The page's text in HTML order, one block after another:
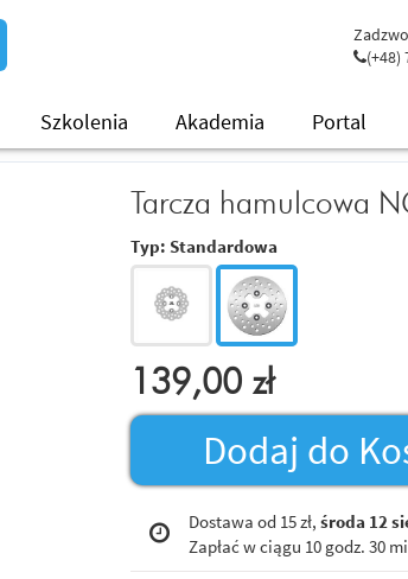
(+48)
Szkolenia Akademia Portal
Tarcza hamulcowa
Typ: Standardowa
139,00 zł
Dodaj do
Dostawa od 15 zł, środa 12
Zapłać w ciągu 10 godz. 30